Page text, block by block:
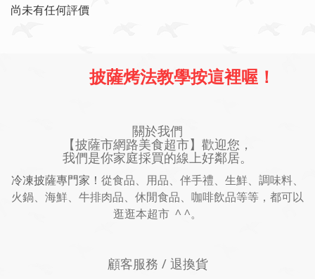
尚未有任何評價
披薩烤法教學按這裡喔！
關於我們
【披薩市網路美食超市】歡迎您，
我們是你家庭採買的線上好鄰居。
冷凍披薩專門家！ 從食品、用品、伴手禮、生鮮、調味料、
火鍋、海鮮、牛排肉品、休閒食品、咖啡飲品等等，都可以
逛逛本超市 ^ ^。
顧客服務 / 退換貨